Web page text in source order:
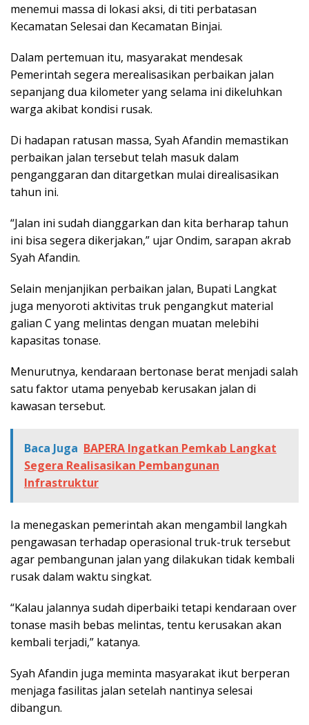
menemui massa di lokasi aksi, di titi perbatasan
Kecamatan Selesai dan Kecamatan Binjai.
Dalam pertemuan itu, masyarakat mendesak
Pemerintah segera merealisasikan perbaikan jalan
sepanjang dua kilometer yang selama ini dikeluhkan
warga akibat kondisi rusak.
Di hadapan ratusan massa, Syah Afandin memastikan
perbaikan jalan tersebut telah masuk dalam
penganggaran dan ditargetkan mulai direalisasikan
tahun ini.
“Jalan ini sudah dianggarkan dan kita berharap tahun
ini bisa segera dikerjakan,” ujar Ondim, sarapan akrab
Syah Afandin.
Selain menjanjikan perbaikan jalan, Bupati Langkat
juga menyoroti aktivitas truk pengangkut material
galian C yang melintas dengan muatan melebihi
kapasitas tonase.
Menurutnya, kendaraan bertonase berat menjadi salah
satu faktor utama penyebab kerusakan jalan di
kawasan tersebut.
Baca Juga BAPERA Ingatkan Pemkab Langkat
Segera Realisasikan Pembangunan
Infrastruktur
Ia menegaskan pemerintah akan mengambil langkah
pengawasan terhadap operasional truk-truk tersebut
agar pembangunan jalan yang dilakukan tidak kembali
rusak dalam waktu singkat.
“Kalau jalannya sudah diperbaiki tetapi kendaraan over
tonase masih bebas melintas, tentu kerusakan akan
kembali terjadi,” katanya.
Syah Afandin juga meminta masyarakat ikut berperan
menjaga fasilitas jalan setelah nantinya selesai
dibangun.